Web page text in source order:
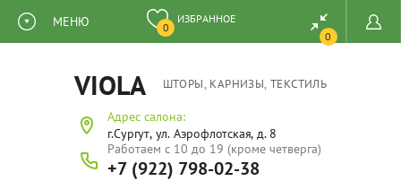
МЕНЮ
0
0
ИЗБРАННОЕ
VIOLA ШТОРЫ, КАРНИЗЫ, ТЕКСТИЛЬ
Адрес салона:
г.Сургут, ул. Аэрофлотская, д. 8
Работаем с 10 до 19 (кроме четверга)
+7 (922) 798-02-38